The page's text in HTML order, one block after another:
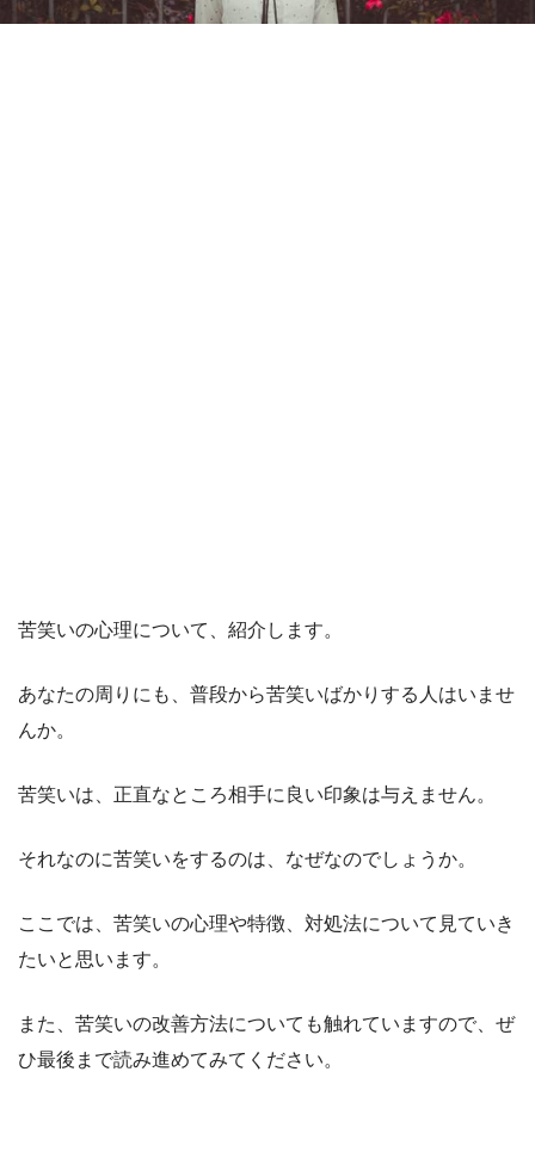
苦笑いの心理について、紹介します。
あなたの周りにも、普段から苦笑いばかりする人はいませ
んか。
苦笑いは、正直なところ相手に良い印象は与えません。
それなのに苦笑いをするのは、なぜなのでしょうか。
ここでは、苦笑いの心理や特徴、対処法について見ていき
たいと思います。
また、苦笑いの改善方法についても触れていますので、ぜ
ひ最後まで読み進めてみてください。